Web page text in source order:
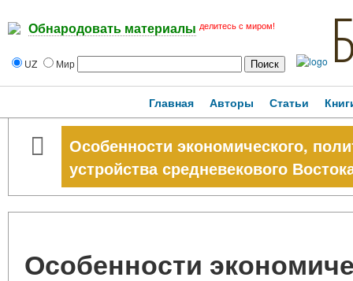
Обнародовать материалы делитесь с миром!
UZ Мир
Главная Авторы Статьи
Особенности экономического,
устройства средневекового
Особенности